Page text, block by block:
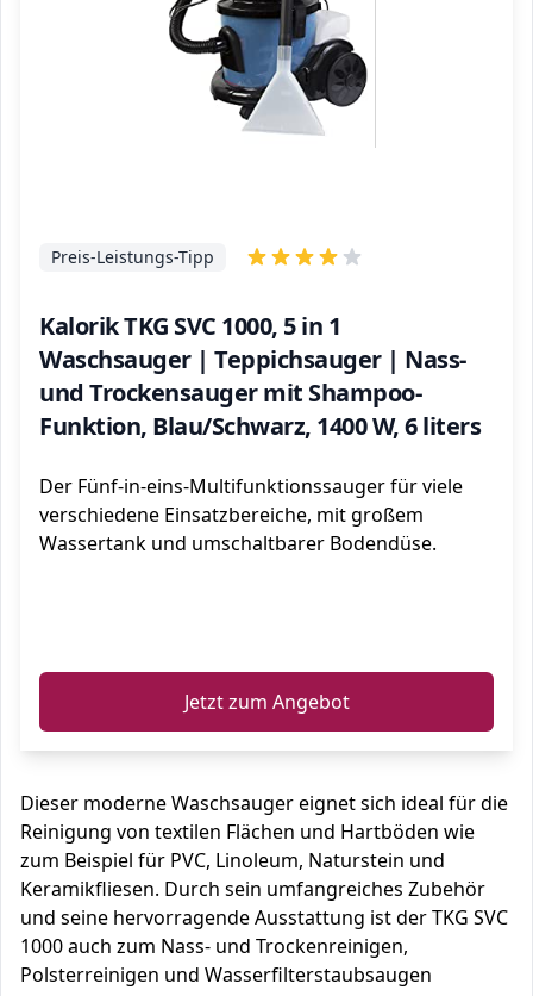
Kalorik TKG SVC 1000, 5 in 1
Waschsauger | Teppichsauger | Nass-
und Trockensauger mit Shampoo-
Funktion, Blau/Schwarz, 1400 W, 6 liters
Preis-Leistungs-Tipp
Der Fünf-in-eins-Multifunktionssauger für viele
verschiedene Einsatzbereiche, mit großem
Wassertank und umschaltbarer Bodendüse.
Jetzt zum Angebot
Dieser moderne Waschsauger eignet sich ideal für die
Reinigung von textilen Flächen und Hartböden wie
zum Beispiel für PVC, Linoleum, Naturstein und
Keramikfliesen. Durch sein umfangreiches Zubehör
und seine hervorragende Ausstattung ist der TKG SVC
1000 auch zum Nass- und Trockenreinigen,
Polsterreinigen und Wasserfilterstaubsaugen